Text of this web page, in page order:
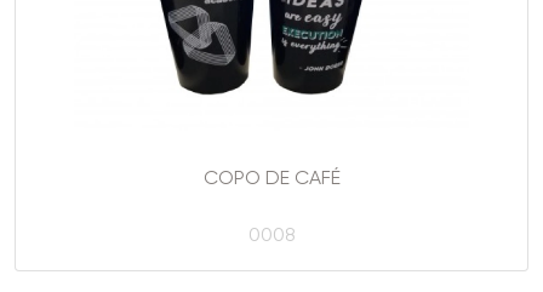
COPO DE CAFÉ
0008